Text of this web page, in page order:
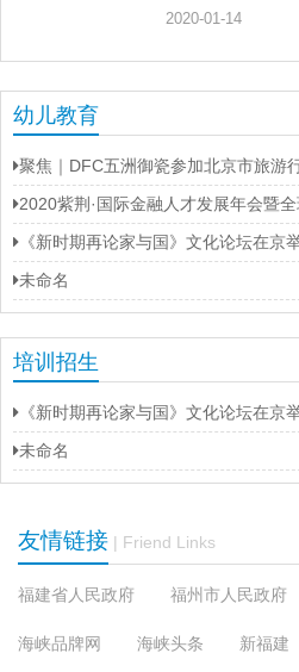
2020-01-14
幼儿教育
聚焦｜DFC五洲御瓷参加北京市旅游
2020紫荆·国际金融人才发展年会暨
《新时期再论家与国》文化论坛在京举
未命名
培训招生
《新时期再论家与国》文化论坛在京举
未命名
友情链接 | Friend Links
福建省人民政府 福州市人民政府
海峡品牌网 海峡头条 新福建